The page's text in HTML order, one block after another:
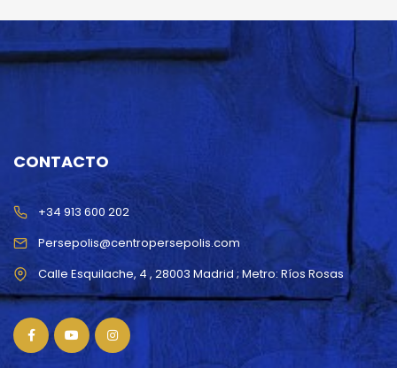
CONTACTO
Persepolis@centropersepolis.com
+34 913 600 202